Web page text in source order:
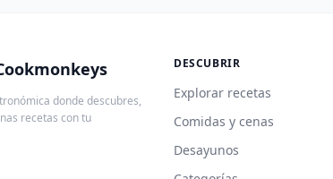
donde descubres,
recetas con tu
DESCUBRIR
Explorar recetas
Comidas y cenas
Desayunos